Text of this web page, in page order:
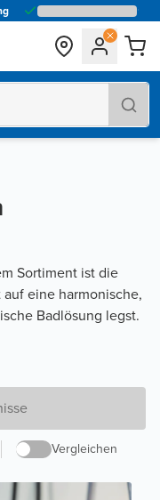
Sortiment ist die
eine harmonische,
Badlösung legst.
Vergleichen